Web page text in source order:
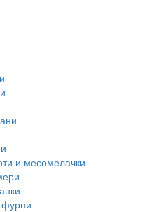
и месомелачки